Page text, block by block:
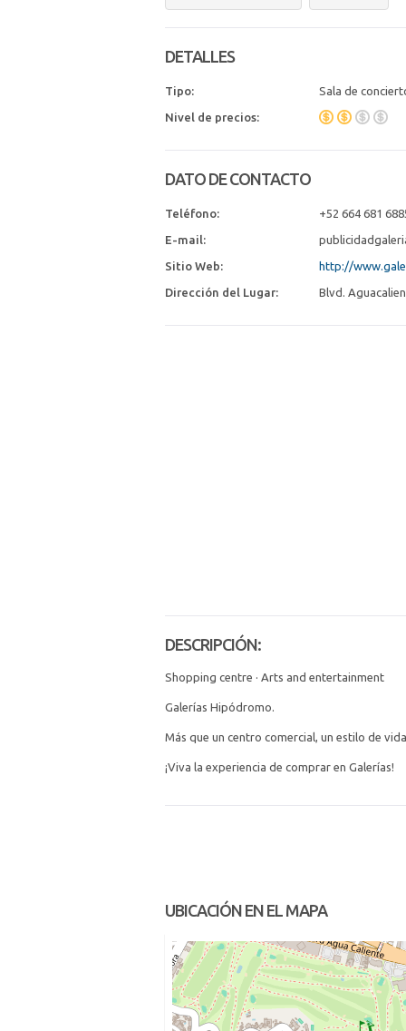
DETALLES
Tipo: Sala de
Nivel de precios:
DATO DE CONTACTO
Teléfono: +52 664 681
E-mail:
Sitio Web: http://
Dirección del Lugar: Blvd.
DESCRIPCIÓN:
Shopping centre · Arts and entertainment
Galerías Hipódromo.
Más que un centro comercial, un estilo de
¡Viva la experiencia de comprar en Galerías!
UBICACIÓN EN EL MAPA